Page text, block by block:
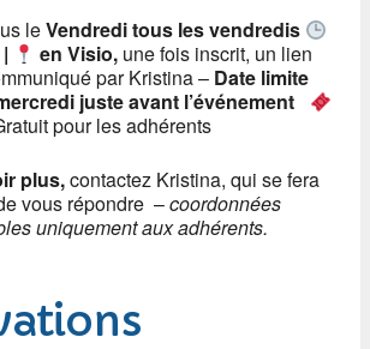
leVendredi tous les vendredis
en Visio, une fois inscrit, un lien
par Kristina – Date limite
juste avant l’événement
pour les adhérents
plus,contactez Kristina, qui se fera
vous répondre –coordonnées
uniquement aux adhérents.